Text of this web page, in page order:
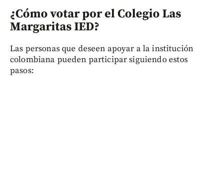
¿Cómo votar por el Colegio Las
Margaritas IED?
Las personas que deseen apoyar a la institución
colombiana pueden participar siguiendo estos
pasos: